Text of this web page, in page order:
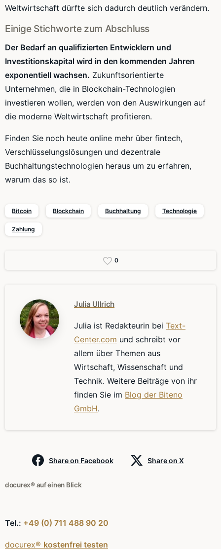
Weltwirtschaft dürfte sich dadurch deutlich verändern.
Einige Stichworte zum Abschluss
Der Bedarf an qualifizierten Entwicklern und
Investitionskapital wird in den kommenden Jahren
exponentiell wachsen. Zukunftsorientierte
Unternehmen, die in Blockchain-Technologien
investieren wollen, werden von den Auswirkungen auf
die moderne Weltwirtschaft profitieren.
Finden Sie noch heute online mehr über fintech,
Verschlüsselungslösungen und dezentrale
Buchhaltungstechnologien heraus um zu erfahren,
warum das so ist.
Bitcoin Blockchain Buchhaltung Technologie
Zahlung
0
Julia Ullrich
Julia ist Redakteurin bei Text-
Center.com und schreibt vor
allem über Themen aus
Wirtschaft, Wissenschaft und
Technik. Weitere Beiträge von ihr
finden Sie im Blog der Biteno
GmbH.
Share on Facebook Share on X
docurex® auf einen Blick
Tel.: +49 (0) 711 488 90 20
docurex® kostenfrei testen